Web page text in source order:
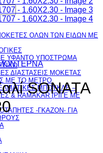
ΟΛΩΝ ΤΩΝ ΕΙΔΩΝ ME
ΥΦΑΝΤΟ ΥΠΟΣΤΡΩΜΑ
ΔΙΑΣΤΑΣΕΙΣ ΜΟΚΕΤΑΣ
ΜΕ ΤΟ ΜΕΤΡΟ
ΜΠΟΥΚΛΕ –
& RAMAKAR (ΡΙΓΕ ΜΕ
-ΓΚΑΖΟΝ- ΓΙΑ
SONATA